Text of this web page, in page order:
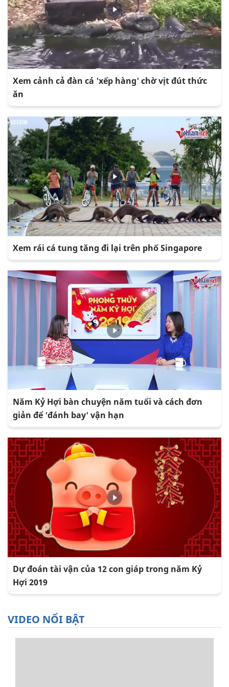
Xem cảnh cả đàn cá 'xếp hàng' chờ vịt đút thức
ăn
Xem rái cá tung tăng đi lại trên phố Singapore
Năm Kỷ Hợi bàn chuyện năm tuổi và cách đơn
giản để 'đánh bay' vận hạn
Dự đoán tài vận của 12 con giáp trong năm Kỷ
Hợi 2019
VIDEO NỔI BẬT